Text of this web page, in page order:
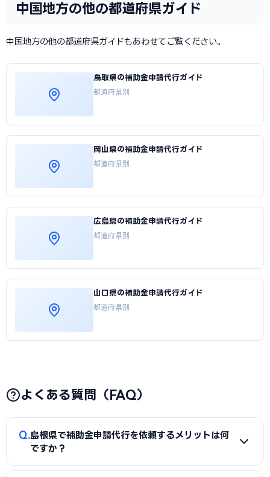
中国地方の他の都道府県ガイド
中国地方の他の都道府県ガイドもあわせてご覧ください。
鳥取県の補助金申請代行ガイド
都道府県別
岡山県の補助金申請代行ガイド
都道府県別
広島県の補助金申請代行ガイド
都道府県別
山口県の補助金申請代行ガイド
都道府県別
よくある質問（FAQ）
Q 島根県で補助金申請代行を依頼するメリットは何
ですか？